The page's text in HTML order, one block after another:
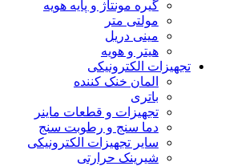
گیره مونتاژ و پایه هویه
مولتی متر
مینی دریل
هیتر و هویه
تجهیزات الکترونیکی
المان خنک کننده
باتری
تجهیزات و قطعات ماینر
دما سنج و رطوبت سنج
سایر تجهیزات الکترونیکی
شیرینک حرارتی